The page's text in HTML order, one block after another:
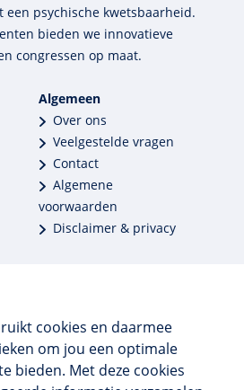
cookies en daarmee
om jou een optimale
bieden. Met deze cookies
een psychische kwets­baar­heid.
bieden we innova­tieve
congres­sen op maat.
Algemeen
Over ons
Veelgestelde vragen
Contact
Algemene
voorwaarden
Disclaimer & privacy
dan 250 opleidingen
opleidingen in huis
en CRKBO-geregistreerd